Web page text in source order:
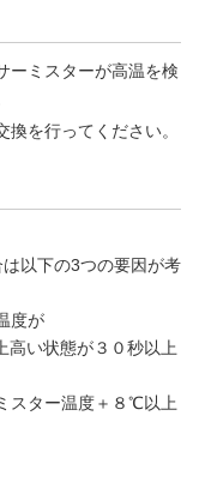
ーミスターが高温を検
換を行ってください。
以下の3つの要因が考
度が
い状態が３０秒以上
スター温度＋８℃以上